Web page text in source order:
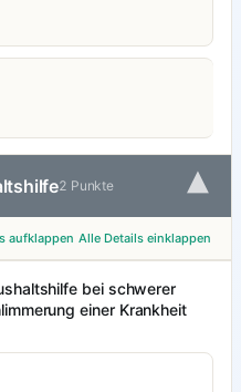
2 Punkte ▾
aufklappen Alle Details einklappen
bei schwerer
einer Krankheit